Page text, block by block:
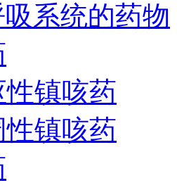
系统的药物
性镇咳药
性镇咳药